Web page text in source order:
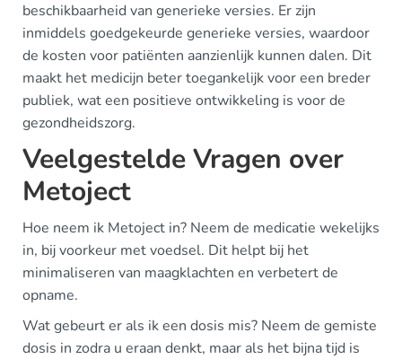
beschikbaarheid van generieke versies. Er zijn
inmiddels goedgekeurde generieke versies, waardoor
de kosten voor patiënten aanzienlijk kunnen dalen. Dit
maakt het medicijn beter toegankelijk voor een breder
publiek, wat een positieve ontwikkeling is voor de
gezondheidszorg.
Veelgestelde Vragen over
Metoject
Hoe neem ik Metoject in? Neem de medicatie wekelijks
in, bij voorkeur met voedsel. Dit helpt bij het
minimaliseren van maagklachten en verbetert de
opname.
Wat gebeurt er als ik een dosis mis? Neem de gemiste
dosis in zodra u eraan denkt, maar als het bijna tijd is